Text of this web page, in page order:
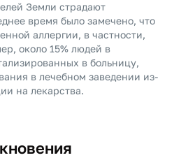
Земли страдают
время было замечено, что
аллергии, в частности,
около 15% людей в
в больницу,
в лечебном заведении из-
на лекарства.